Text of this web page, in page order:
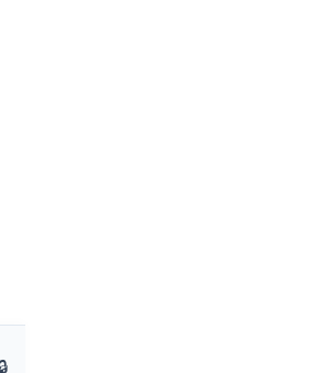
essential site functionality, as well as